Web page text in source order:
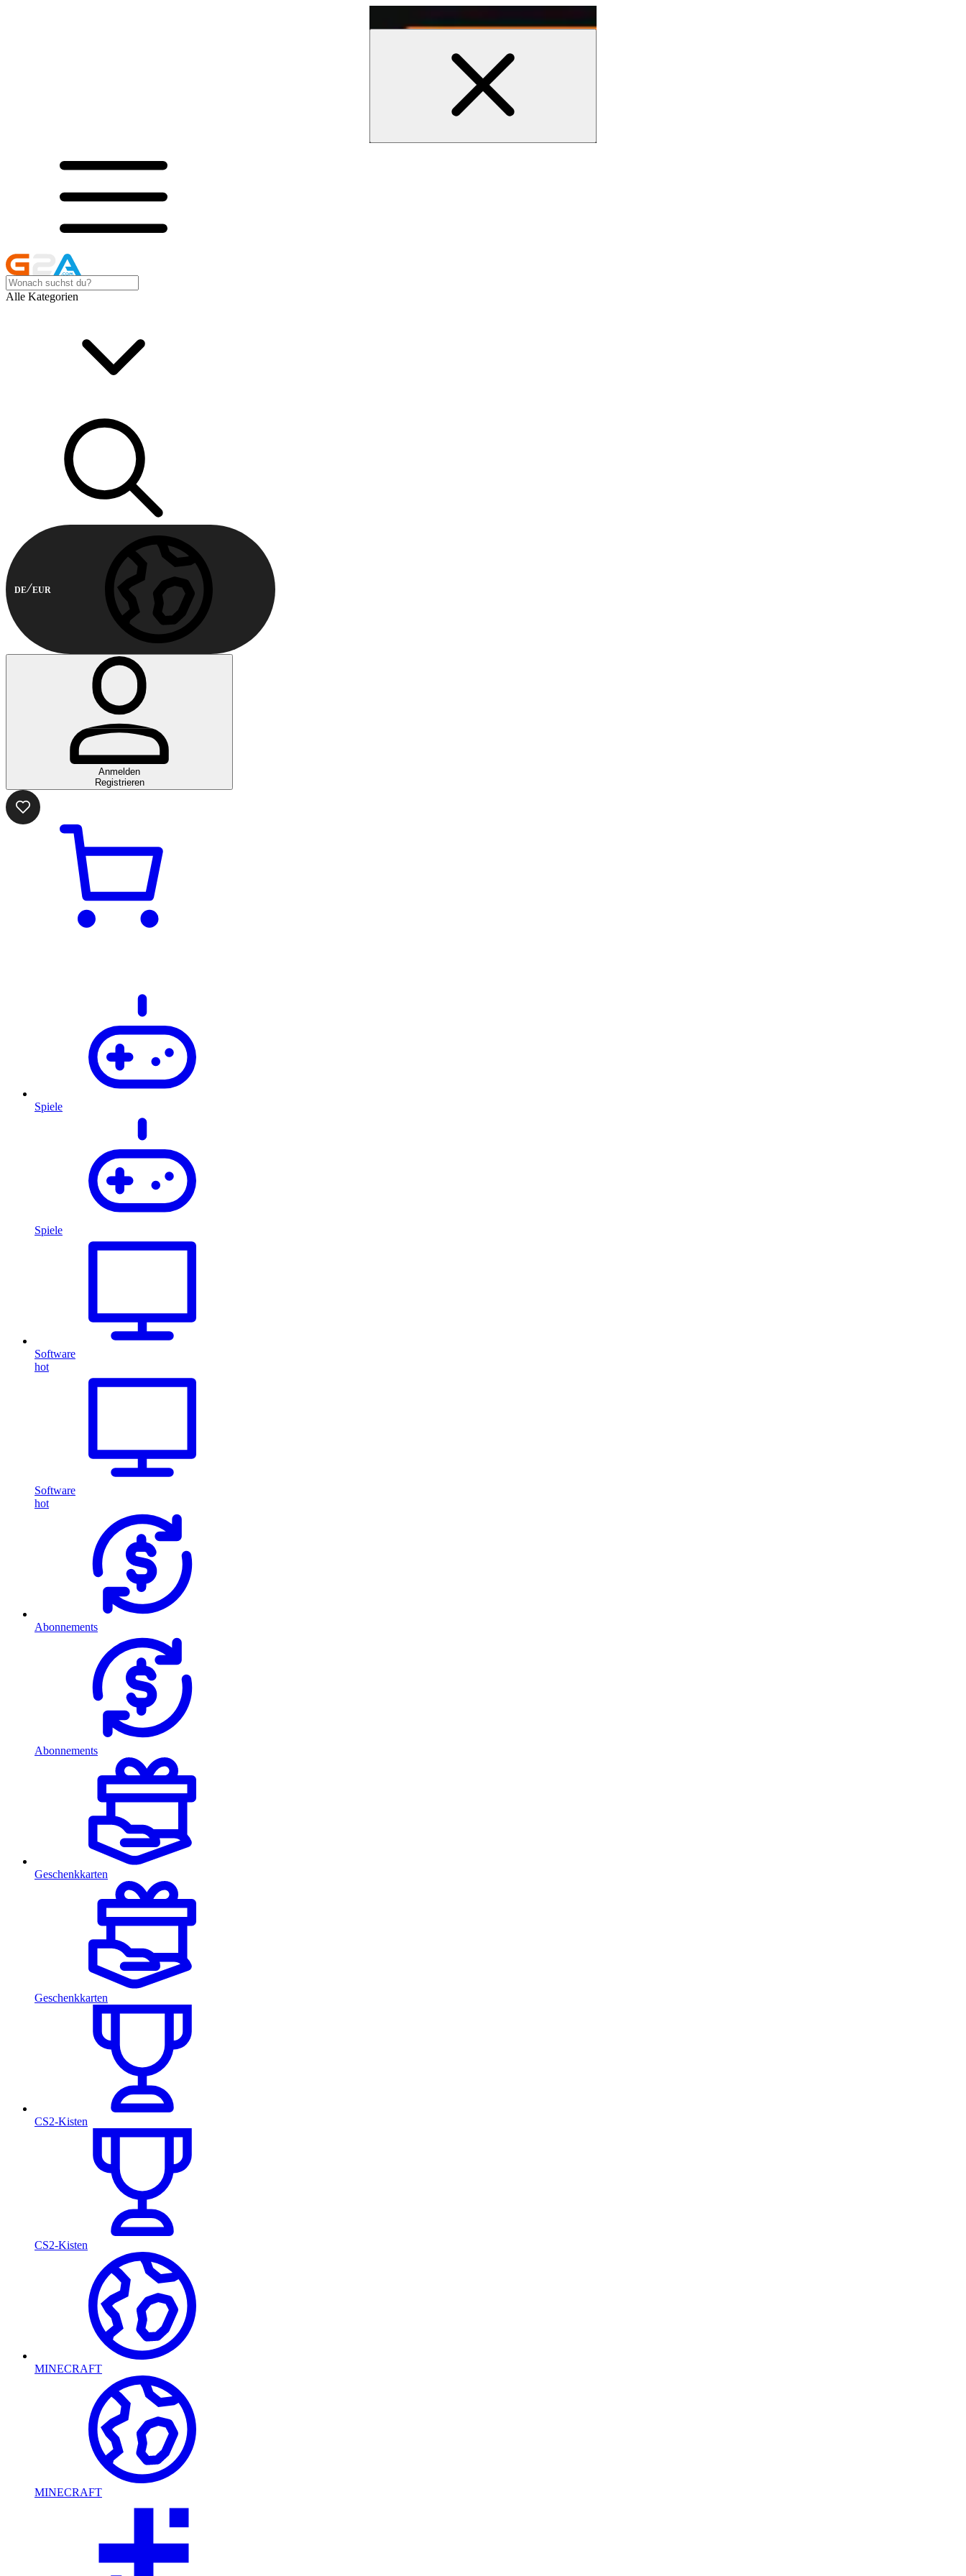
Alle Kategorien
DE EUR
Anmelden
Registrieren
Spiele
Spiele
Software
hot
Software
hot
Abonnements
Abonnements
Geschenkkarten
Geschenkkarten
CS2-Kisten
CS2-Kisten
MINECRAFT
MINECRAFT